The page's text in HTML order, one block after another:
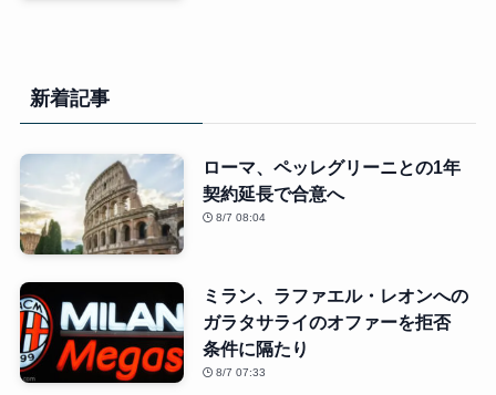
新着記事
ローマ、ペッレグリーニとの1年
契約延長で合意へ
8/7 08:04
ミラン、ラファエル・レオンへの
ガラタサライのオファーを拒否
条件に隔たり
8/7 07:33